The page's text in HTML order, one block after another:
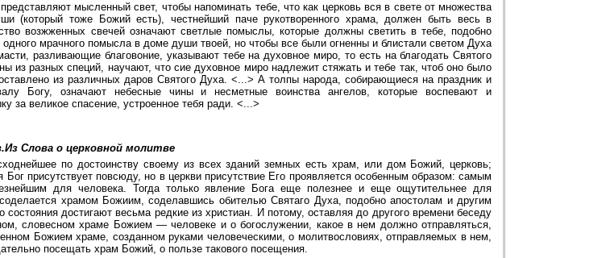
мысленный свет, чтобы напоминать тебе, что как церковь вся в свете от множества
(который тоже Божий есть), честнейший паче рукотворенного храма, должен быть весь в
возжженных свечей означают светлые помыслы, которые должны светить в тебе, подобно
мрачного помысла в доме души твоей, но чтобы все были огненны и блистали светом Духа
разливающие благовоние, указывают тебе на духовное миро, то есть на благодать Святого
из разных специй, научают, что сие духовное миро надлежит стяжать и тебе так, чтоб оно было
из различных даров Святого Духа. <...> А толпы народа, собирающиеся на праздник и
Богу, означают небесные чины и несметные воинства ангелов, которые воспевают и
за великое спасение, устроенное тебя ради. <...>
Из Слова о церковной молитве
по достоинству своему из всех зданий земных есть храм, или дом Божий, церковь;
присутствует повсюду, но в церкви присутствие Его проявляется особенным образом: самым
для человека. Тогда только явление Бога еще полезнее и еще ощутительнее для
храмом Божиим, соделавшись обителью Святаго Духа, подобно апостолам и другим
достигают весьма редкие из христиан. И потому, оставляя до другого времени беседу
словесном храме Божием — человеке и о богослужении, какое в нем должно отправляться,
Божием храме, созданном руками человеческими, о молитвословиях, отправляемых в нем,
посещать храм Божий, о пользе такового посещения.